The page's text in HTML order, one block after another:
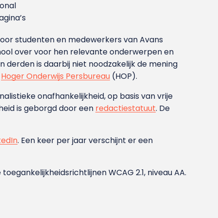
studenten en medewerkers van Avans
over voor hen relevante onderwerpen en
is daarbij niet noodzakelijk de mening
Hoger Onderwijs Persbureau (HOP).
onafhankelijkheid, op basis van vrije
is geborgd door een redactiestatuut. De
. Een keer per jaar verschijnt er een
WCAG 2.1, niveau AA.